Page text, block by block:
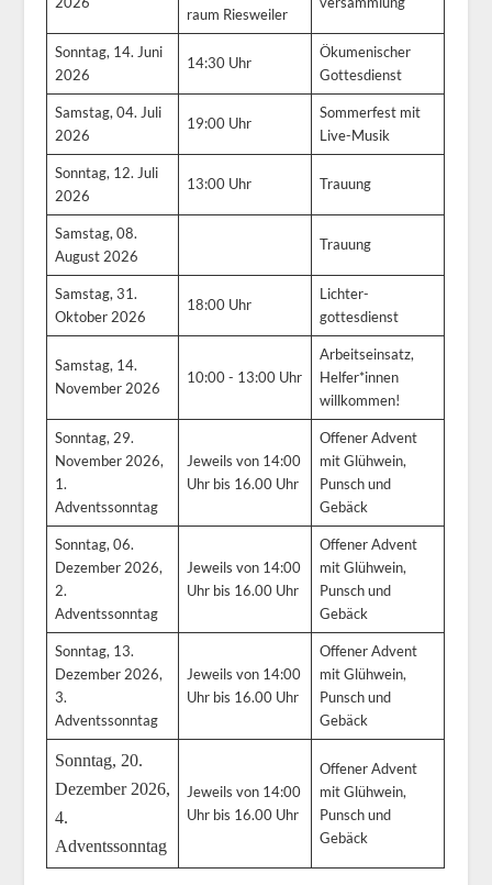
raum Riesweiler
Sonntag, 14. Juni
2026
14:30 Uhr
Ökumenischer
Gottesdienst
Samstag, 04. Juli
2026
19:00 Uhr
Sommerfest mit
Live-Musik
Sonntag, 12. Juli
2026
13:00 Uhr Trauung
Samstag, 08.
August 2026
Trauung
Samstag, 31.
Oktober 2026
18:00 Uhr
Lichter-
gottesdienst
Samstag, 14.
November 2026
10:00 - 13:00 Uhr
Arbeitseinsatz,
Helfer*innen
willkommen!
Sonntag, 29.
November 2026,
1.
Adventssonntag
Jeweils von 14:00
Uhr bis 16.00 Uhr
Offener Advent
mit Glühwein,
Punsch und
Gebäck
Sonntag, 06.
Dezember 2026,
2.
Adventssonntag
Jeweils von 14:00
Uhr bis 16.00 Uhr
Offener Advent
mit Glühwein,
Punsch und
Gebäck
Sonntag, 13.
Dezember 2026,
3.
Adventssonntag
Jeweils von 14:00
Uhr bis 16.00 Uhr
Offener Advent
mit Glühwein,
Punsch und
Gebäck
Sonntag, 20.
Dezember 2026,
4.
Adventssonntag
Jeweils von 14:00
Uhr bis 16.00 Uhr
Offener Advent
mit Glühwein,
Punsch und
Gebäck